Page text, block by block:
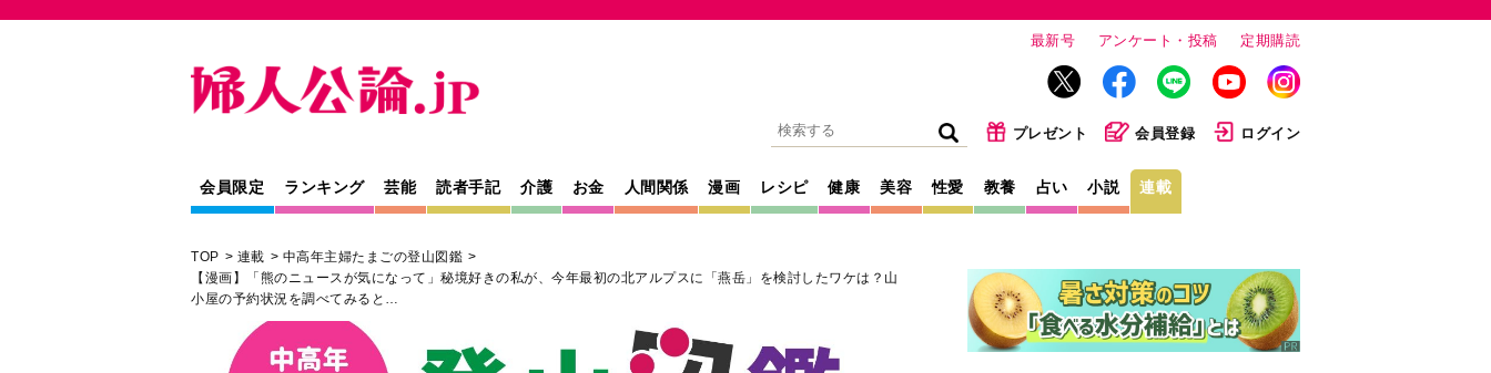
最新号 アンケート・投稿 定期購読
プレゼント 会員登録 ログイン
会員限定 ランキング 芸能 読者手記 介護 お金 人間関係 漫画 レシピ 健康 美容 性愛 教養 占い 小説 連載
TOP 連載
中高年主婦たまごの登山図鑑
【漫画】「熊のニュースが気になって」秘境好きの私が、今年最初の北アルプスに「燕岳」を検討したワケは？山
小屋の予約状況を調べてみると…